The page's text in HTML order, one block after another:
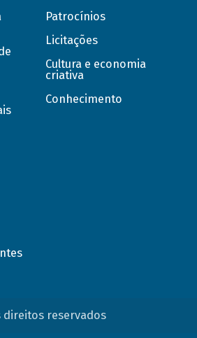
Patrocínios
Licitações
Cultura e economia
criativa
Conhecimento
direitos reservados